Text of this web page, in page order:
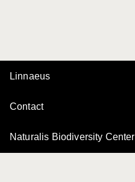
Linnaeus
Contact
Naturalis Biodiversity Center